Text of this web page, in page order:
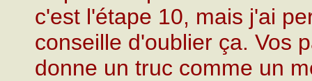
c'est l'étape 10, mais j'ai
conseille d'oublier ça. Vos
donne un truc comme un